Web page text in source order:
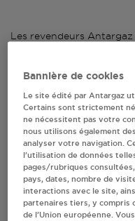
Les revendeurs
Antargaz à SCEAUX,
votre stations GPL ou
1
à
Bannière de cookies
Le site édité par Antargaz
Certains sont strictement
ne nécessitent pas votre
nous utilisons également
analyser votre navigation.
l’utilisation de données
pages/rubriques
pays, dates, nombre de
interactions avec le site,
partenaires tiers, y compris
de l’Union européenne.